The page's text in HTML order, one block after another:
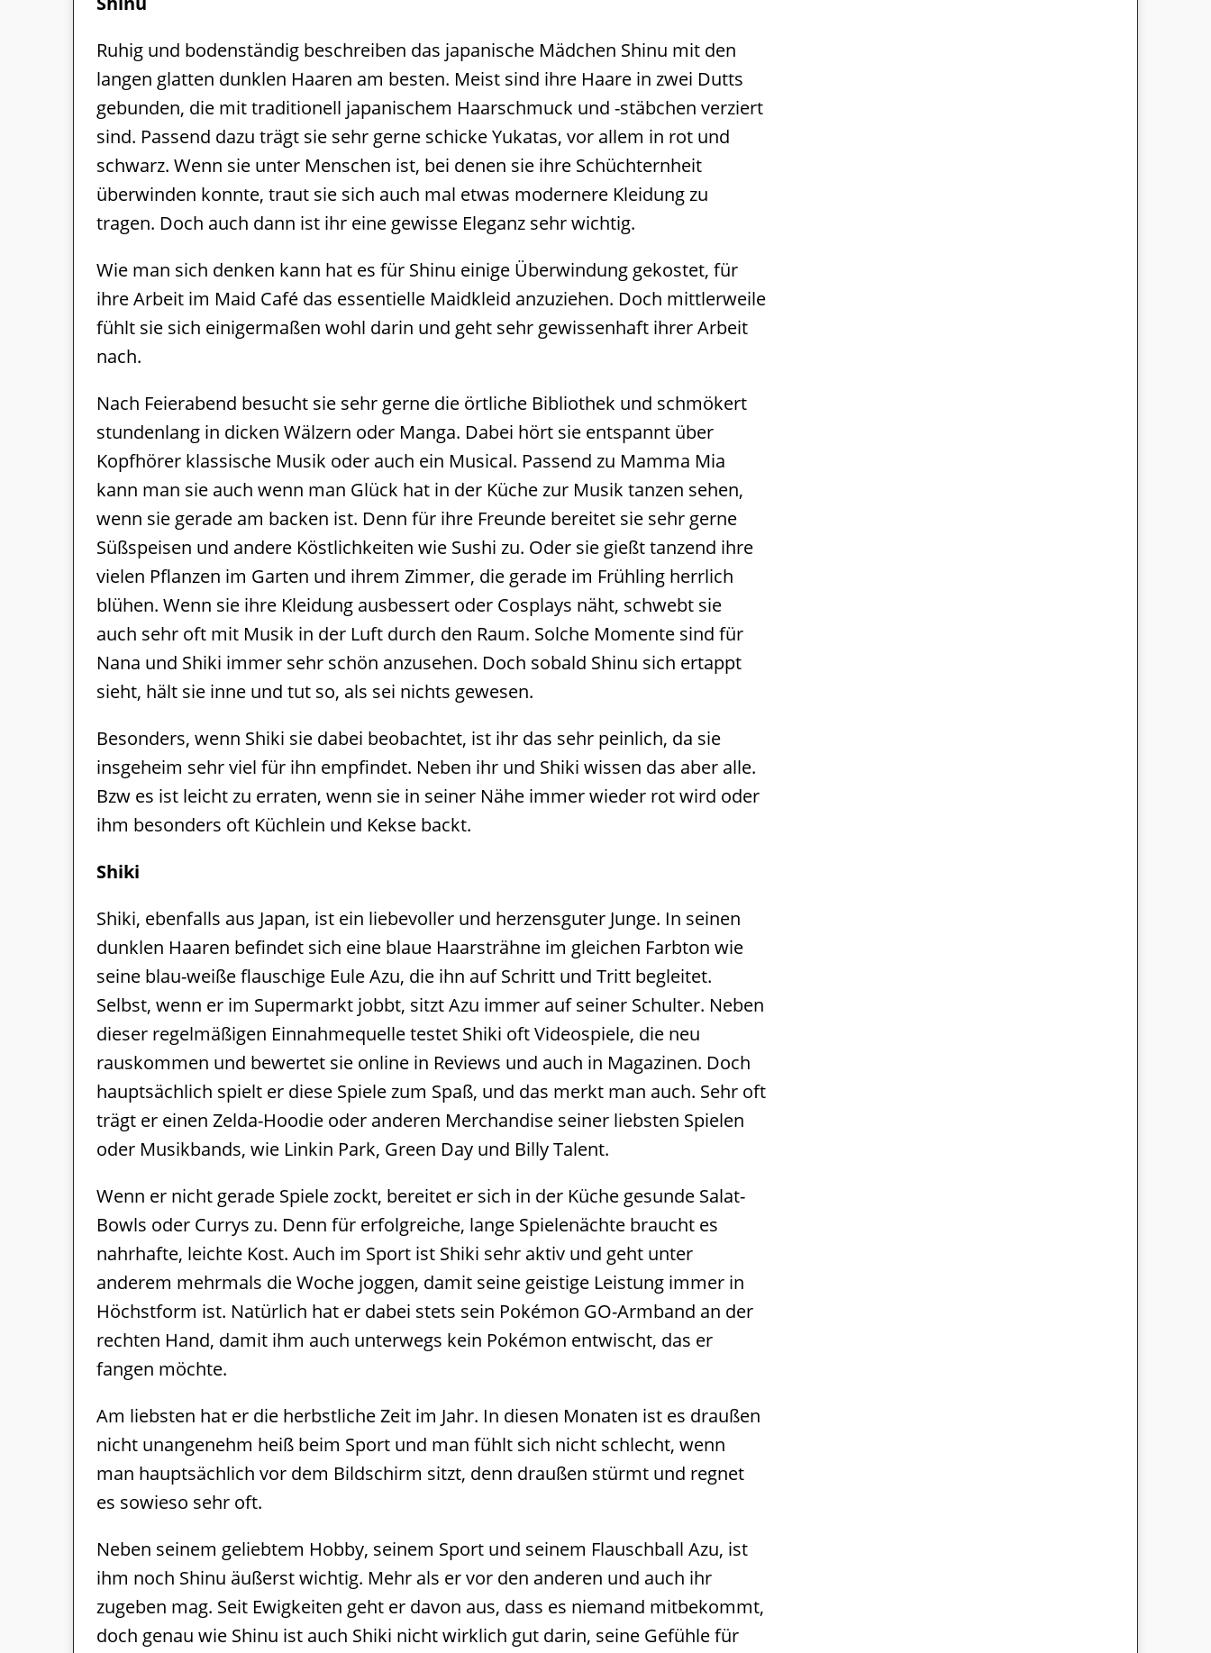
Ruhig und bodenständig beschreiben das japanische Mädchen Shinu mit den
langen glatten dunklen Haaren am besten. Meist sind ihre Haare in zwei Dutts
gebunden, die mit traditionell japanischem Haarschmuck und -stäbchen verziert
sind. Passend dazu trägt sie sehr gerne schicke Yukatas, vor allem in rot und
schwarz. Wenn sie unter Menschen ist, bei denen sie ihre Schüchternheit
überwinden konnte, traut sie sich auch mal etwas modernere Kleidung zu
tragen. Doch auch dann ist ihr eine gewisse Eleganz sehr wichtig.
Wie man sich denken kann hat es für Shinu einige Überwindung gekostet, für
ihre Arbeit im Maid Café das essentielle Maidkleid anzuziehen. Doch mittlerweile
fühlt sie sich einigermaßen wohl darin und geht sehr gewissenhaft ihrer Arbeit
nach.
Nach Feierabend besucht sie sehr gerne die örtliche Bibliothek und schmökert
stundenlang in dicken Wälzern oder Manga. Dabei hört sie entspannt über
Kopfhörer klassische Musik oder auch ein Musical. Passend zu Mamma Mia
kann man sie auch wenn man Glück hat in der Küche zur Musik tanzen sehen,
wenn sie gerade am backen ist. Denn für ihre Freunde bereitet sie sehr gerne
Süßspeisen und andere Köstlichkeiten wie Sushi zu. Oder sie gießt tanzend ihre
vielen Pflanzen im Garten und ihrem Zimmer, die gerade im Frühling herrlich
blühen. Wenn sie ihre Kleidung ausbessert oder Cosplays näht, schwebt sie
auch sehr oft mit Musik in der Luft durch den Raum. Solche Momente sind für
Nana und Shiki immer sehr schön anzusehen. Doch sobald Shinu sich ertappt
sieht, hält sie inne und tut so, als sei nichts gewesen.
Besonders, wenn Shiki sie dabei beobachtet, ist ihr das sehr peinlich, da sie
insgeheim sehr viel für ihn empfindet. Neben ihr und Shiki wissen das aber alle.
Bzw es ist leicht zu erraten, wenn sie in seiner Nähe immer wieder rot wird oder
ihm besonders oft Küchlein und Kekse backt.
Shiki
Shiki, ebenfalls aus Japan, ist ein liebevoller und herzensguter Junge. In seinen
dunklen Haaren befindet sich eine blaue Haarsträhne im gleichen Farbton wie
seine blau-weiße flauschige Eule Azu, die ihn auf Schritt und Tritt begleitet.
Selbst, wenn er im Supermarkt jobbt, sitzt Azu immer auf seiner Schulter. Neben
dieser regelmäßigen Einnahmequelle testet Shiki oft Videospiele, die neu
rauskommen und bewertet sie online in Reviews und auch in Magazinen. Doch
hauptsächlich spielt er diese Spiele zum Spaß, und das merkt man auch. Sehr oft
trägt er einen Zelda-Hoodie oder anderen Merchandise seiner liebsten Spielen
oder Musikbands, wie Linkin Park, Green Day und Billy Talent.
Wenn er nicht gerade Spiele zockt, bereitet er sich in der Küche gesunde Salat-
Bowls oder Currys zu. Denn für erfolgreiche, lange Spielenächte braucht es
nahrhafte, leichte Kost. Auch im Sport ist Shiki sehr aktiv und geht unter
anderem mehrmals die Woche joggen, damit seine geistige Leistung immer in
Höchstform ist. Natürlich hat er dabei stets sein Pokémon GO-Armband an der
rechten Hand, damit ihm auch unterwegs kein Pokémon entwischt, das er
fangen möchte.
Am liebsten hat er die herbstliche Zeit im Jahr. In diesen Monaten ist es draußen
nicht unangenehm heiß beim Sport und man fühlt sich nicht schlecht, wenn
man hauptsächlich vor dem Bildschirm sitzt, denn draußen stürmt und regnet
es sowieso sehr oft.
Neben seinem geliebtem Hobby, seinem Sport und seinem Flauschball Azu, ist
ihm noch Shinu äußerst wichtig. Mehr als er vor den anderen und auch ihr
zugeben mag. Seit Ewigkeiten geht er davon aus, dass es niemand mitbekommt,
doch genau wie Shinu ist auch Shiki nicht wirklich gut darin, seine Gefühle für